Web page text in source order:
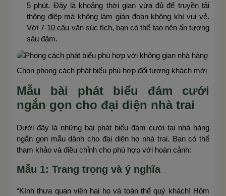
5 phút. Đây là khoảng thời gian vừa đủ để truyền tải
thông điệp mà không làm gián đoạn không khí vui vẻ.
Với 7-10 câu văn súc tích, bạn có thể tạo nên ấn tượng
sâu đậm.
Chọn phong cách phát biểu phù hợp đối tượng khách mời
Mẫu bài phát biểu đám cưới
ngắn gọn cho đại diện nhà trai
Dưới đây là những bài phát biểu đám cưới tại nhà hàng
ngắn gọn mẫu dành cho đại diện họ nhà trai. Bạn có thể
tham khảo và điều chỉnh cho phù hợp với hoàn cảnh:
Mẫu 1: Trang trọng và ý nghĩa
“Kính thưa quan viên hai họ và toàn thể quý khách! Hôm